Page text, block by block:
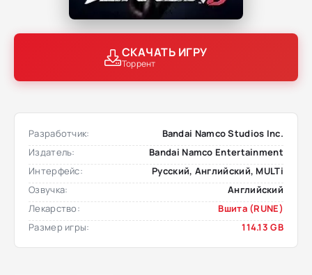
СКАЧАТЬ ИГРУ
Торрент
Разработчик:
Bandai Namco Studios Inc.
Издатель:
Bandai Namco Entertainment
Интерфейс:
Русский, Английский, MULTi
Озвучка:
Английский
Лекарство:
Вшита (RUNE)
Размер игры:
114.13 GB